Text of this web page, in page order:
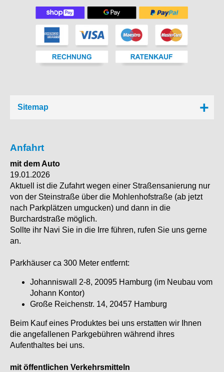
Sitemap
Anfahrt
mit dem Auto
19.01.2026
Aktuell ist die Zufahrt wegen einer Straßensanierung nur
von der Steinstraße über die Mohlenhofstraße (ab jetzt
nach Parkplätzen umgucken) und dann in die
Burchardstraße möglich.
Sollte ihr Navi Sie in die Irre führen, rufen Sie uns gerne
an.
Parkhäuser ca 300 Meter entfernt:
Johanniswall 2-8, 20095 Hamburg (im Neubau vom
Johann Kontor)
Große Reichenstr. 14, 20457 Hamburg
Beim Kauf eines Produktes bei uns erstatten wir Ihnen
die angefallenen Parkgebühren während ihres
Aufenthaltes bei uns.
mit öffentlichen Verkehrsmitteln